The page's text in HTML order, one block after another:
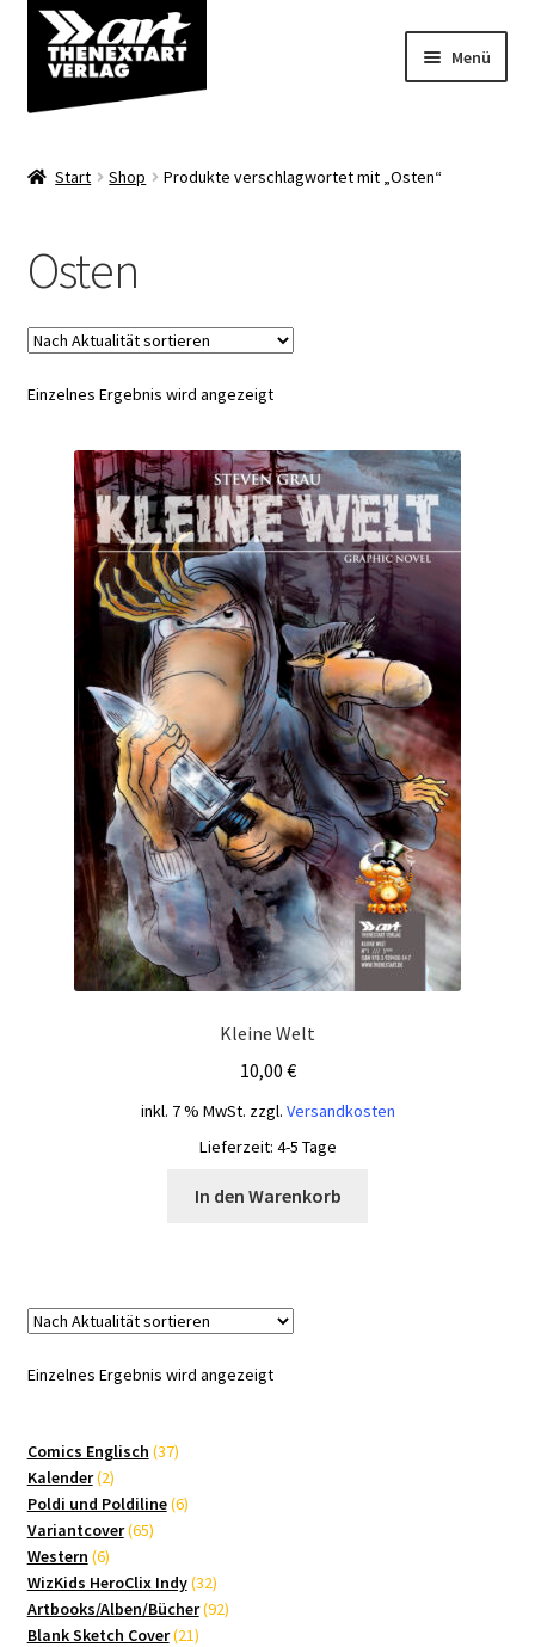
Zur
Navigation
springen
Zum
Inhalt
springen
Menü
Über uns
Start Shop Produkte verschlagwortet mit „Osten“
Osten
Einzelnes Ergebnis wird angezeigt
Kleine Welt
10,00 €
inkl. 7 % MwSt. zzgl. Versandkosten
Lieferzeit: 4-5 Tage
In den Warenkorb
Einzelnes Ergebnis wird angezeigt
Comics Englisch 3737
Kalender 22
Produkte
Poldi und Poldiline 66
Variantcover 6565
Western 66
Produkte
WizKids HeroClix Indy 3232
Produkte
Artbooks/Alben/Bücher 9292
Blank Sketch Cover 2121